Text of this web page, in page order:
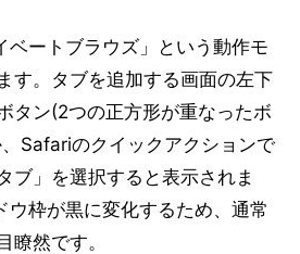
ベートブラウズ」という動作モ
す。タブを追加する画面の左下
タン(2つの正方形が重なったボ
Safariのクイックアクションで
ブ」を選択すると表示されま
枠が黒に変化するため、通常
瞭然です。